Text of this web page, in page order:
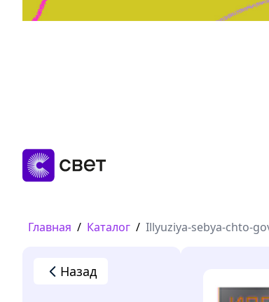
Дружба, любовь, взросление
Главная / Каталог / Illyuziya-sebya-chto-
Назад